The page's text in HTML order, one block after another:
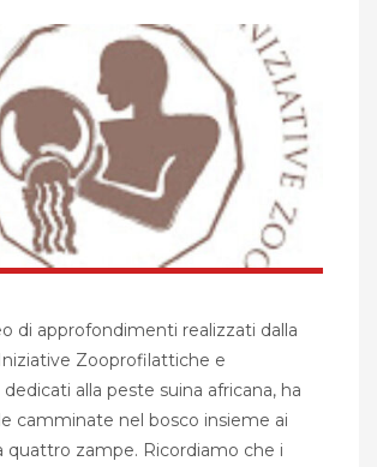
di approfondimenti realizzati dalla
Zooprofilattiche e
alla peste suina africana, ha
camminate nel bosco insieme ai
quattro zampe. Ricordiamo che i